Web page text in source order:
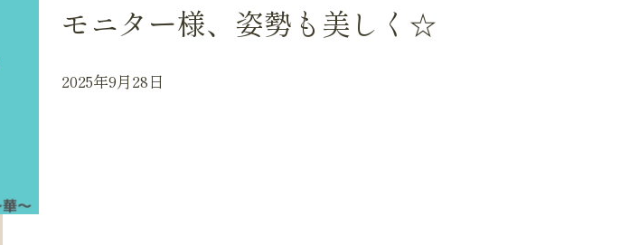
モニター様、姿勢も美しく☆
2025年9月28日